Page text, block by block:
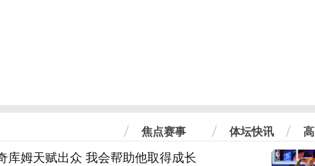
焦点赛事 体坛快讯
库姆天赋出众 我会帮助他取得成长